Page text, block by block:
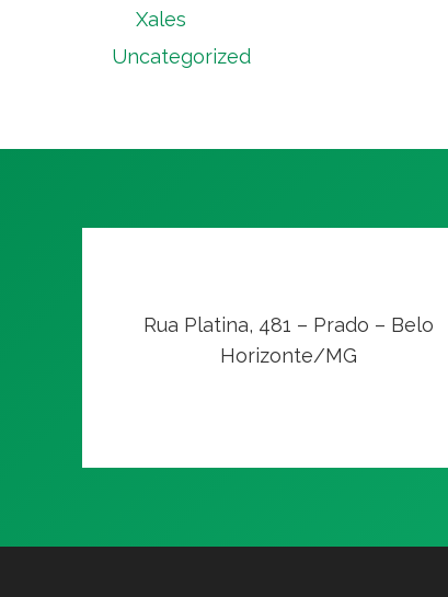
Xales
Uncategorized
Rua Platina, 481 – Prado – Belo
Horizonte/MG